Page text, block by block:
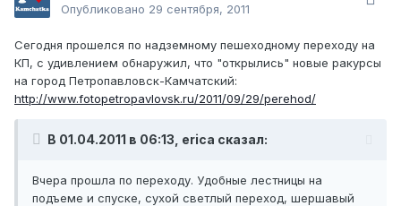
Опубликовано 29 сентября, 2011
Сегодня прошелся по надземному пешеходному переходу на
КП, с удивлением обнаружил, что "открылись" новые ракурсы
на город Петропавловск-Камчатский:
http://www.fotopetropavlovsk.ru/2011/09/29/perehod/
В 01.04.2011 в 06:13, erica сказал:
Вчера прошла по переходу. Удобные лестницы на
подъеме и спуске, сухой светлый переход, шершавый